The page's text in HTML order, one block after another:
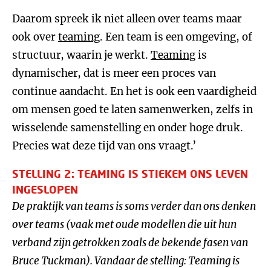
Daarom spreek ik niet alleen over teams maar
ook overteaming. Een team is een omgeving, of
structuur, waarin je werkt. Teamingis
dynamischer, dat is meer een proces van
continue aandacht. En het is ook een vaardigheid
om mensen goed te laten samenwerken, zelfs in
wisselende samenstelling en onder hoge druk.
Precies wat deze tijd van ons vraagt.’
STELLING 2: TEAMING IS STIEKEM ONS LEVEN
INGESLOPEN
De praktijk van teams is soms verder dan ons denken
over teams (vaak met oude modellen die uit hun
verband zijn getrokken zoals de bekende fasen van
Bruce Tuckman). Vandaar de stelling: Teaming is